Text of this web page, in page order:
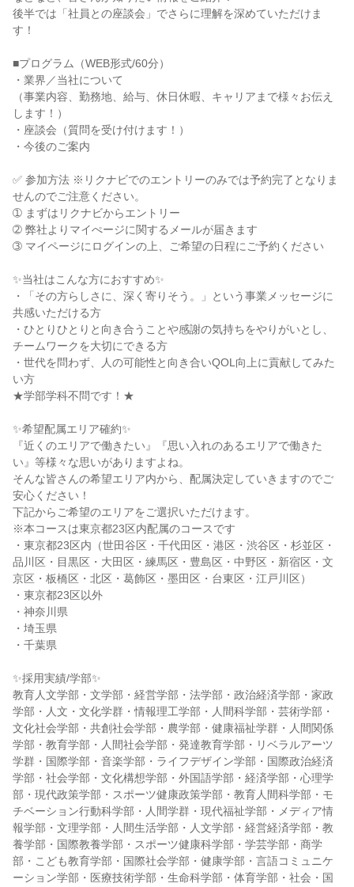
後半では「社員との座談会」でさらに理解を深めていただけま
す！
■プログラム（WEB形式/60分）
・業界／当社について
（事業内容、勤務地、給与、休日休暇、キャリアまで様々お伝え
します！）
・座談会（質問を受け付けます！）
・今後のご案内
✅ 参加方法 ※リクナビでのエントリーのみでは予約完了となりま
せんのでご注意ください。
➀ まずはリクナビからエントリー
➁ 弊社よりマイぺージに関するメールが届きます
➂ マイページにログインの上、ご希望の日程にご予約ください
✨当社はこんな方におすすめ✨
・「その方らしさに、深く寄りそう。」という事業メッセージに
共感いただける方
・ひとりひとりと向き合うことや感謝の気持ちをやりがいとし、
チームワークを大切にできる方
・世代を問わず、人の可能性と向き合いQOL向上に貢献してみた
い方
★学部学科不問です！★
✨希望配属エリア確約✨
『近くのエリアで働きたい』『思い入れのあるエリアで働きた
い』等様々な思いがありますよね。
そんな皆さんの希望エリア内から、配属決定していきますのでご
安心ください！
下記からご希望のエリアをご選択いただけます。
※本コースは東京都23区内配属のコースです
・東京都23区内（世田谷区・千代田区・港区・渋谷区・杉並区・
品川区・目黒区・大田区・練馬区・豊島区・中野区・新宿区・文
京区・板橋区・北区・葛飾区・墨田区・台東区・江戸川区）
・東京都23区以外
・神奈川県
・埼玉県
・千葉県
✨採用実績/学部✨
教育人文学部・文学部・経営学部・法学部・政治経済学部・家政
学部・人文・文化学群・情報理工学部・人間科学部・芸術学部・
文化社会学部・共創社会学部・農学部・健康福祉学群・人間関係
学部・教育学部・人間社会学部・発達教育学部・リベラルアーツ
学群・国際学部・音楽学部・ライフデザイン学部・国際政治経済
学部・社会学部・文化構想学部・外国語学部・経済学部・心理学
部・現代政策学部・スポーツ健康政策学部・教育人間科学部・モ
チベーション行動科学部・人間学群・現代福祉学部・メディア情
報学部・文理学部・人間生活学部・人文学部・経営経済学部・教
養学部・国際教養学部・スポーツ健康科学部・学芸学部・商学
部・こども教育学部・国際社会学部・健康学部・言語コミュニケ
ーション学部・医療技術学部・生命科学部・体育学部・社会・国